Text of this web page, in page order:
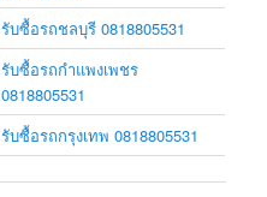
รับซื้อรถชลบุรี 0818805531
รับซื้อรถกำแพงเพชร
0818805531
รับซื้อรถกรุงเทพ 0818805531